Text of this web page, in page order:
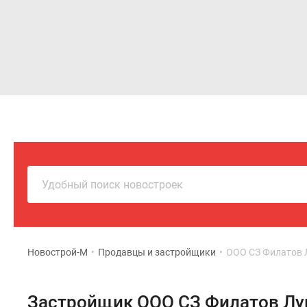
Удобный поиск новостроек
Новострой-М • Продавцы и застройщики • ООО СЗ Филатов
Застройщик ООО СЗ Филатов